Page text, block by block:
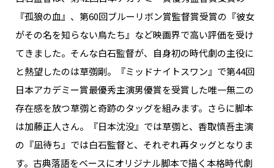
メールマガジン登録/解除
『孤狼の血』、第60回ブルーリボン賞監督賞受賞の『彼女
がその名を知らない鳥たち』など映画界で高い評価を受け
てきました。そんな白石監督が、自身初の時代劇の主役に
と熱望したのは草彅剛。『ミッドナイトスワン』で第44回
日本アカデミー賞最優秀主演男優賞を受賞した唯一無二の
存在感を放つ草彅と奇跡のタッグを組みます。さらに脚本
は加藤正人さん。『日本沈没』では草彅と、香取慎吾主演
の『凪待ち』では白石監督と、それぞれ再タッグとなりま
す。古典落語をベースにオリジナル脚本で描く本格時代劇